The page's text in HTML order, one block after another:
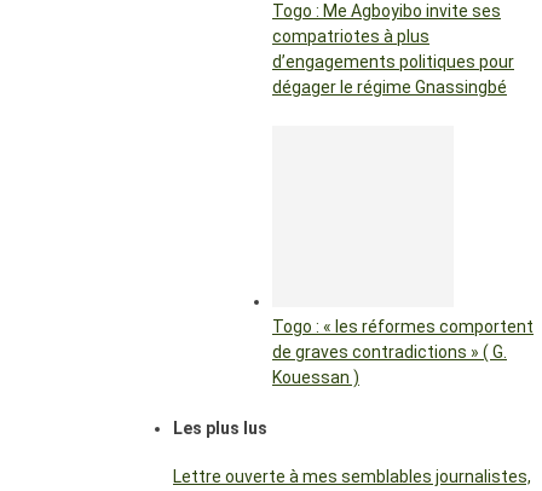
Togo : Me Agboyibo invite ses
compatriotes à plus
d’engagements politiques pour
dégager le régime Gnassingbé
Togo : « les réformes comportent
de graves contradictions » ( G.
Kouessan )
Les plus lus
Lettre ouverte à mes semblables journalistes,